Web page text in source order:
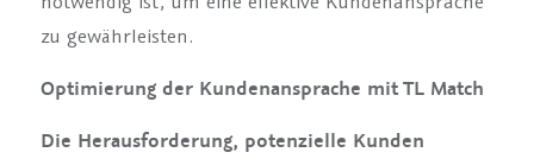
zu gewährleisten.
Optimierung der Kundenansprache mit TL Match
Die Herausforderung, potenzielle Kunden